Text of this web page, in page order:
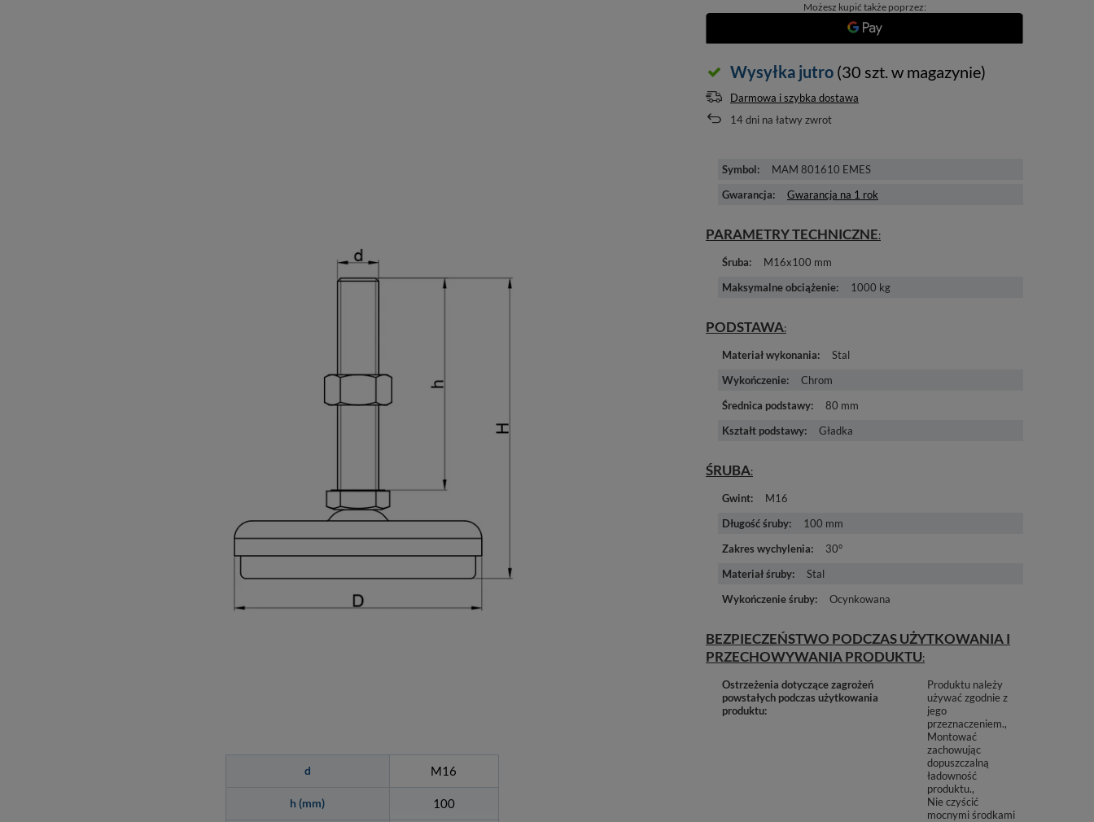
Możesz kupić także poprzez:
Wysyłka jutro (30 szt. w magazynie)
Darmowa i szybka dostawa
14dni na łatwy zwrot
d M16
h (mm) 100
Symbol
MAM 801610 EMES
Gwarancja
Gwarancja na 1 rok
PARAMETRY TECHNICZNE
Śruba
M16x100 mm
Maksymalne obciążenie
1000 kg
PODSTAWA
Materiał wykonania
Stal
Wykończenie
Chrom
Średnica podstawy
80 mm
Kształt podstawy
Gładka
ŚRUBA
Gwint
M16
Długość śruby
100 mm
Zakres wychylenia
30°
Materiał śruby
Stal
Wykończenie śruby
Ocynkowana
BEZPIECZEŃSTWO PODCZAS UŻYTKOWANIA I
PRZECHOWYWANIA PRODUKTU
Ostrzeżenia dotyczące zagrożeń
powstałych podczas użytkowania
produktu
Produktu należy
używać zgodnie z
jego
przeznaczeniem.
Montować
zachowując
dopuszczalną
ładowność
produktu.
Nie czyścić
mocnymi środkami